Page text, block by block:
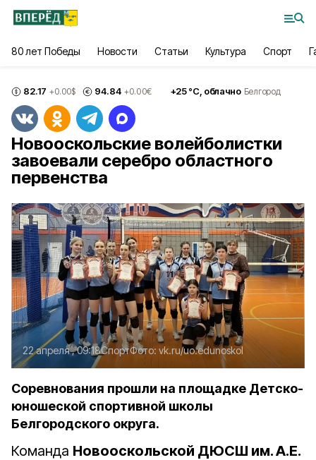
80 лет Победы Новости Статьи Культура Спорт
82.17 +0.00$ 94.84 +0.00€ +25°С, облачно Белгород
Новооскольские волейболистки
завоевали серебро областного
первенства
22 апреля , 09:18СпортФото: vk.ru/uo.edunoskol
Соревнования прошли на площадке Детско-
юношеской спортивной школы
Белгородского округа.
Команда Новооскольской ДЮСШ им. А.Е.